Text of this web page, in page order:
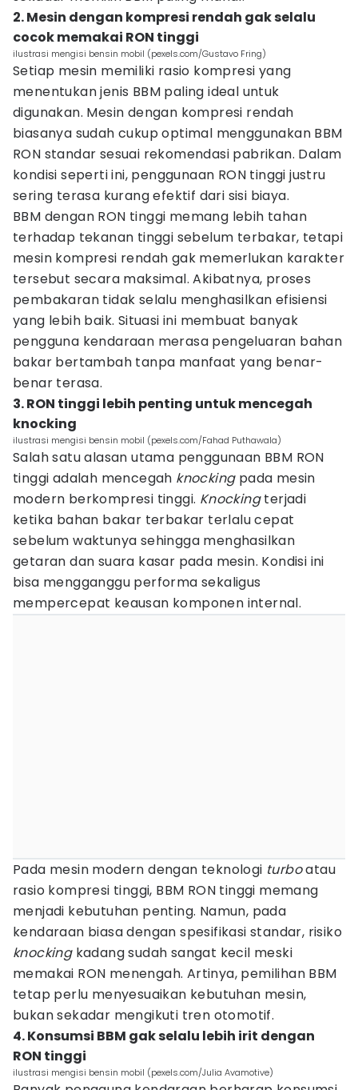
2. Mesin dengan kompresi rendah gak selalu
cocok memakai RON tinggi
ilustrasi mengisi bensin mobil (pexels.com/Gustavo Fring)
Setiap mesin memiliki rasio kompresi yang
menentukan jenis BBM paling ideal untuk
digunakan. Mesin dengan kompresi rendah
biasanya sudah cukup optimal menggunakan BBM
RON standar sesuai rekomendasi pabrikan. Dalam
kondisi seperti ini, penggunaan RON tinggi justru
sering terasa kurang efektif dari sisi biaya.
BBM dengan RON tinggi memang lebih tahan
terhadap tekanan tinggi sebelum terbakar, tetapi
mesin kompresi rendah gak memerlukan karakter
tersebut secara maksimal. Akibatnya, proses
pembakaran tidak selalu menghasilkan efisiensi
yang lebih baik. Situasi ini membuat banyak
pengguna kendaraan merasa pengeluaran bahan
bakar bertambah tanpa manfaat yang benar-
benar terasa.
3. RON tinggi lebih penting untuk mencegah
knocking
ilustrasi mengisi bensin mobil (pexels.com/Fahad Puthawala)
Salah satu alasan utama penggunaan BBM RON
tinggi adalah mencegah knockingpada mesin
modern berkompresi tinggi. Knockingterjadi
ketika bahan bakar terbakar terlalu cepat
sebelum waktunya sehingga menghasilkan
getaran dan suara kasar pada mesin. Kondisi ini
bisa mengganggu performa sekaligus
mempercepat keausan komponen internal.
Pada mesin modern dengan teknologi turboatau
rasio kompresi tinggi, BBM RON tinggi memang
menjadi kebutuhan penting. Namun, pada
kendaraan biasa dengan spesifikasi standar, risiko
knockingkadang sudah sangat kecil meski
memakai RON menengah. Artinya, pemilihan BBM
tetap perlu menyesuaikan kebutuhan mesin,
bukan sekadar mengikuti tren otomotif.
4. Konsumsi BBM gak selalu lebih irit dengan
RON tinggi
ilustrasi mengisi bensin mobil (pexels.com/Julia Avamotive)